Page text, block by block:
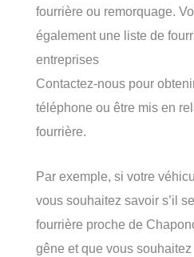
fourrière ou remorquage.
également une liste de
entreprises
Contactez-nous pour
téléphone ou être mis en
fourrière.
Par exemple, si votre
vous souhaitez savoir s’il
fourrière proche de
gêne et que vous